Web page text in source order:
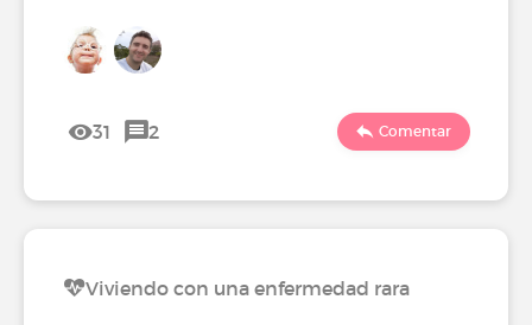
31 2 Comentar
Viviendo con una enfermedad rara